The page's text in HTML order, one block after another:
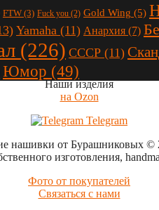
FTW (3) Fuck you (2) Gold Wing (5)
Yamaha (11) Анархия (7)
(226) СССР (11)
Юмор (49)
Наши изделия
на Ozon
Telegram
нашивки от Бурашниковых©
изготовления,
Фото от покупателей
Связаться с нами